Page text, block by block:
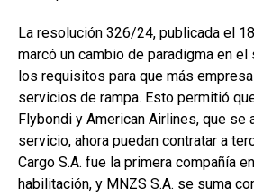
La resolución 326/24, publicada el
marcó un cambio de paradigma en
los requisitos para que más
servicios de rampa. Esto permitió
Flybondi y American Airlines, que se
servicio, ahora puedan contratar a
Cargo S.A. fue la primera compañía
habilitación, y MNZS S.A. se suma